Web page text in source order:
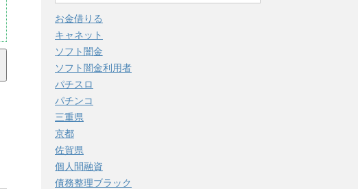
お金借りる
キャネット
ソフト闇金
ソフト闇金利用者
パチスロ
パチンコ
三重県
京都
佐賀県
個人間融資
債務整理ブラック